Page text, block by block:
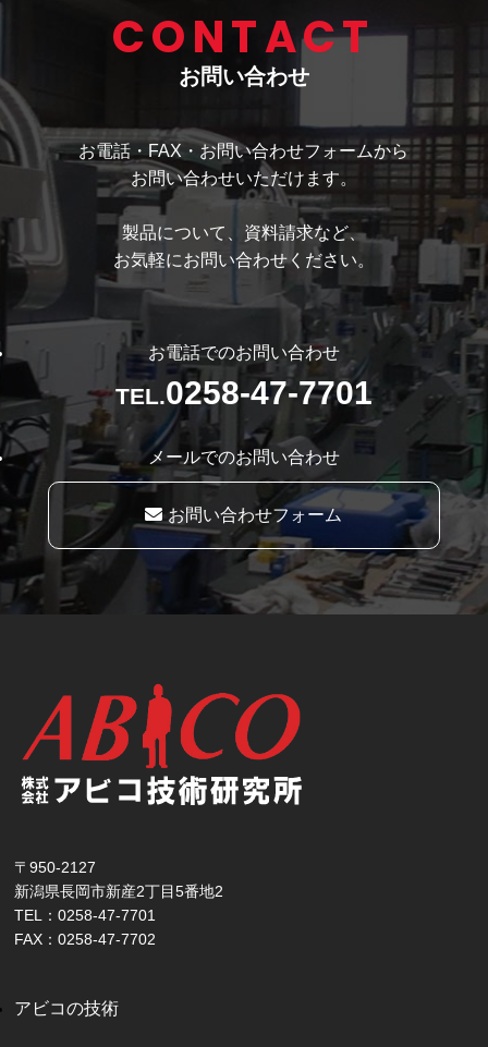
CONTACT
お問い合わせ
お電話・FAX・お問い合わせフォームから
お問い合わせいただけます。
製品について、資料請求など、
お気軽にお問い合わせください。
お電話でのお問い合わせ
TEL.0258-47-7701
メールでのお問い合わせ
お問い合わせフォーム
〒950-2127
新潟県長岡市新産2丁目5番地2
TEL：0258-47-7701
FAX：0258-47-7702
アビコの技術